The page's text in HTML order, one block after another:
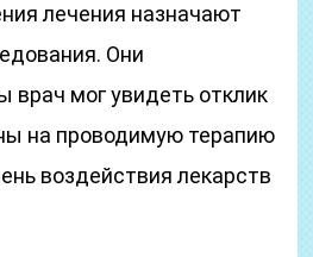
лечения назначают
Они
врач мог увидеть отклик
на проводимую терапию
воздействия лекарств